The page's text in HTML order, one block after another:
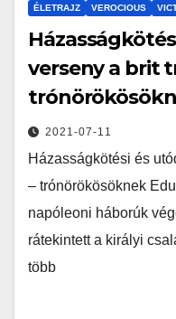
ÉLETRAJZ VEROCIOUS
verseny a brit
2021-07-11
Házasságkötési és
– trónörökösöknek
napóleoni háborúk
rátekintett a királyi
több